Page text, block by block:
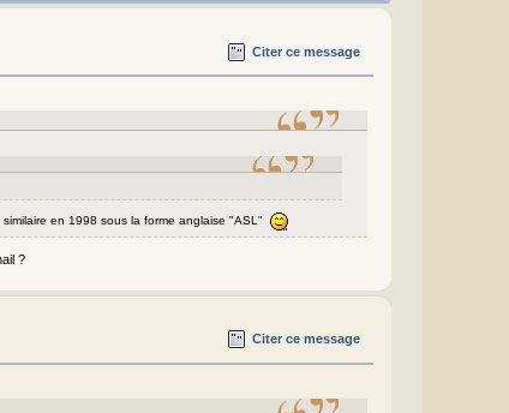
Citer ce message
en 1998 sous la forme anglaise "ASL"
?
Citer ce message